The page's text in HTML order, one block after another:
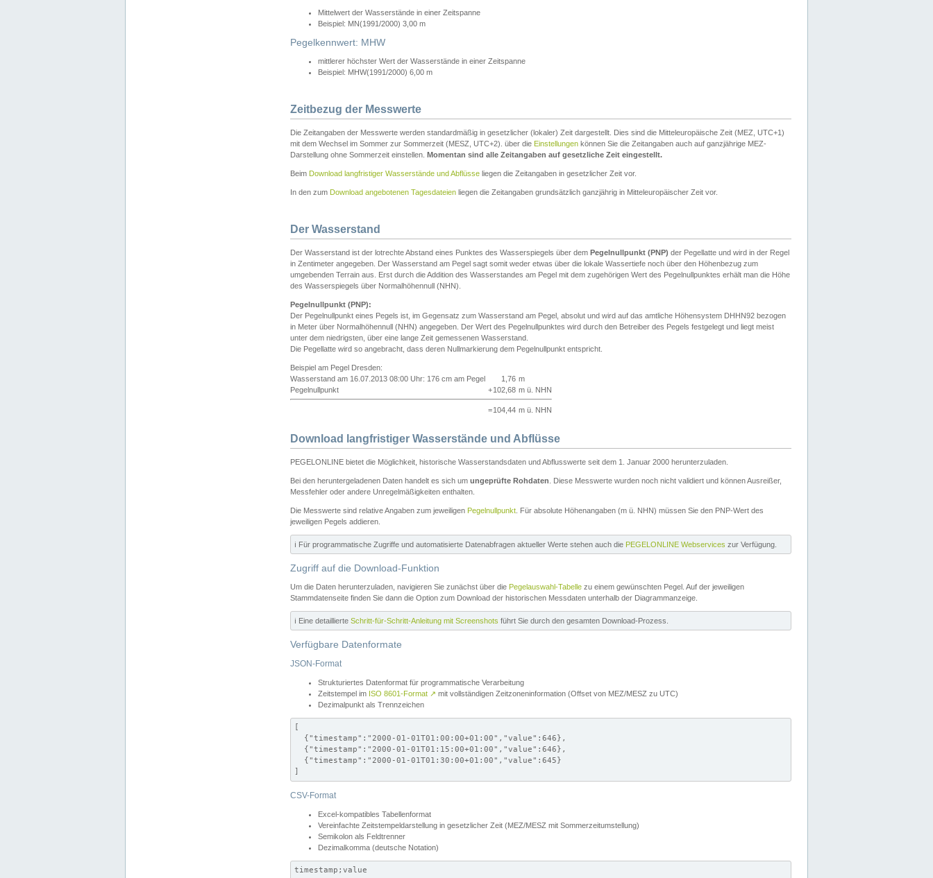
Mittelwert der Wasserstände in einer Zeitspanne
Beispiel: MN(1991/2000) 3,00 m
Pegelkennwert: MHW
mittlerer höchster Wert der Wasserstände in einer Zeitspanne
Beispiel: MHW(1991/2000) 6,00 m
Zeitbezug der Messwerte
Die Zeitangaben der Messwerte werden standardmäßig in gesetzlicher (lokaler) Zeit dargestellt. Dies sind die Mitteleuropäische Zeit (MEZ, UTC+1)
mit dem Wechsel im Sommer zur Sommerzeit (MESZ, UTC+2). über die Einstellungen können Sie die Zeitangaben auch auf ganzjährige MEZ-
Darstellung ohne Sommerzeit einstellen. Momentan sind alle Zeitangaben auf gesetzliche Zeit eingestellt.
Beim Download langfristiger Wasserstände und Abflüsse liegen die Zeitangaben in gesetzlicher Zeit vor.
In den zum Download angebotenen Tagesdateien liegen die Zeitangaben grundsätzlich ganzjährig in Mitteleuropäischer Zeit vor.
Der Wasserstand
Der Wasserstand ist der lotrechte Abstand eines Punktes des Wasserspiegels über dem Pegelnullpunkt (PNP) der Pegellatte und wird in der Regel
in Zentimeter angegeben. Der Wasserstand am Pegel sagt somit weder etwas über die lokale Wassertiefe noch über den Höhenbezug zum
umgebenden Terrain aus. Erst durch die Addition des Wasserstandes am Pegel mit dem zugehörigen Wert des Pegelnullpunktes erhält man die Höhe
des Wasserspiegels über Normalhöhennull (NHN).
Pegelnullpunkt (PNP):
Der Pegelnullpunkt eines Pegels ist, im Gegensatz zum Wasserstand am Pegel, absolut und wird auf das amtliche Höhensystem DHHN92 bezogen
in Meter über Normalhöhennull (NHN) angegeben. Der Wert des Pegelnullpunktes wird durch den Betreiber des Pegels festgelegt und liegt meist
unter dem niedrigsten, über eine lange Zeit gemessenen Wasserstand.
Die Pegellatte wird so angebracht, dass deren Nullmarkierung dem Pegelnullpunkt entspricht.
Beispiel am Pegel Dresden:
Wasserstand am 16.07.2013 08:00 Uhr: 176 cm am Pegel
1,76 m
Pegelnullpunkt
+102,68 m ü. NHN
=104,44 m ü. NHN
Download langfristiger Wasserstände und Abflüsse
PEGELONLINE bietet die Möglichkeit, historische Wasserstandsdaten und Abflusswerte seit dem 1. Januar 2000 herunterzuladen.
Bei den heruntergeladenen Daten handelt es sich um ungeprüfte Rohdaten . Diese Messwerte wurden noch nicht validiert und können Ausreißer,
Messfehler oder andere Unregelmäßigkeiten enthalten.
Die Messwerte sind relative Angaben zum jeweiligen Pegelnullpunkt . Für absolute Höhenangaben (m ü. NHN) müssen Sie den PNP-Wert des
jeweiligen Pegels addieren.
ℹ️ Für programmatische Zugriffe und automatisierte Datenabfragen aktueller Werte stehen auch die PEGELONLINE Webservices zur Verfügung.
Zugriff auf die Download-Funktion
Um die Daten herunterzuladen, navigieren Sie zunächst über die Pegelauswahl-Tabelle zu einem gewünschten Pegel. Auf der jeweiligen
Stammdatenseite finden Sie dann die Option zum Download der historischen Messdaten unterhalb der Diagrammanzeige.
ℹ️ Eine detaillierte Schritt-für-Schritt-Anleitung mit Screenshots führt Sie durch den gesamten Download-Prozess.
Verfügbare Datenformate
JSON-Format
Strukturiertes Datenformat für programmatische Verarbeitung
Zeitstempel im ISO 8601-Format ↗ mit vollständigen Zeitzoneninformation (Offset von MEZ/MESZ zu UTC)
Dezimalpunkt als Trennzeichen
[
  {"timestamp":"2000-01-01T01:00:00+01:00","value":646},
  {"timestamp":"2000-01-01T01:15:00+01:00","value":646},
  {"timestamp":"2000-01-01T01:30:00+01:00","value":645}
]
CSV-Format
Excel-kompatibles Tabellenformat
Vereinfachte Zeitstempeldarstellung in gesetzlicher Zeit (MEZ/MESZ mit Sommerzeitumstellung)
Semikolon als Feldtrenner
Dezimalkomma (deutsche Notation)
timestamp;value